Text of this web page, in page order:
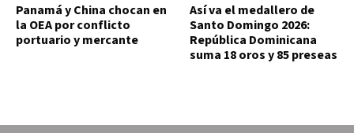
Panamá y China chocan en
la OEA por conflicto
portuario y mercante
Así va el medallero de
Santo Domingo 2026:
República Dominicana
suma 18 oros y 85 preseas